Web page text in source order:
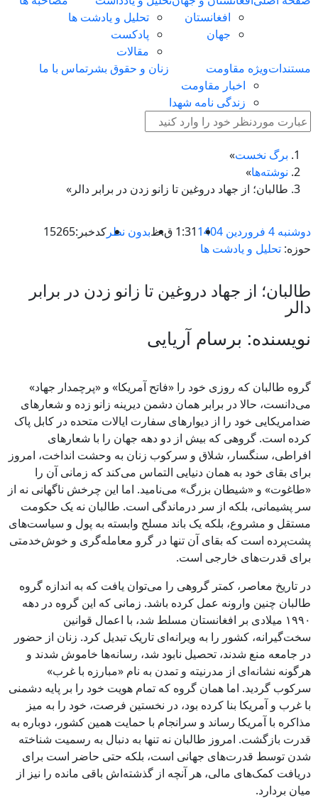
افغانستان
جهان
تحلیل و یادشت ها
پادکست
مقالات
مستنداتویژه مقاومت
اخبار مقاومت
زندگی نامه شهدا
زنان و حقوق بشرتماس با ما
برگ نخست
نوشته‌ها
طالبان؛ از جهاد دروغین تا زانو زدن در برابر دالر
دوشنبه 4 فروردین 1404 1:31 ق.ظ بدون نظرکدخبر:15265
حوزه: تحلیل و یادشت ها
طالبان؛ از جهاد دروغین تا زانو زدن در برابر
دالر
نویسنده: برسام آریایی
گروه طالبان که روزی خود را «فاتح آمریکا» و «پرچمدار جهاد»
می‌دانست، حالا در برابر همان دشمن دیرینه زانو زده و شعارهای
ضدامریکایی خود را از دیوارهای سفارت ایالات متحده در کابل پاک
کرده است. گروهی که بیش از دو دهه جهان را با شعارهای
افراطی، سنگسار، شلاق و سرکوب زنان به وحشت انداخت، امروز
برای بقای خود به همان دنیایی التماس می‌کند که زمانی آن را
«طاغوت» و «شیطان بزرگ» می‌نامید. اما این چرخش ناگهانی نه از
سر پشیمانی، بلکه از سر درماندگی است. طالبان نه یک حکومت
مستقل و مشروع، بلکه یک باند مسلح وابسته به پول و سیاست‌های
پشت‌پرده است که بقای آن تنها در گرو معامله‌گری و خوش‌خدمتی
برای قدرت‌های خارجی است.
در تاریخ معاصر، کمتر گروهی را می‌توان یافت که به اندازه گروه
طالبان چنین وارونه عمل کرده باشد. زمانی که این گروه در دهه
۱۹۹۰ میلادی بر افغانستان مسلط شد، با اعمال قوانین
سخت‌گیرانه، کشور را به ویرانه‌ای تاریک تبدیل کرد. زنان از حضور
در جامعه منع شدند، تحصیل نابود شد، رسانه‌ها خاموش شدند و
هرگونه نشانه‌ای از مدرنیته و تمدن به نام «مبارزه با غرب»
سرکوب گردید. اما همان گروه که تمام هویت خود را بر پایه دشمنی
با غرب و آمریکا بنا کرده بود، در نخستین فرصت، خود را به میز
مذاکره با آمریکا رساند و سرانجام با حمایت همین کشور، دوباره به
قدرت بازگشت. امروز طالبان نه تنها به دنبال به رسمیت شناخته
شدن توسط قدرت‌های جهانی است، بلکه حتی حاضر است برای
دریافت کمک‌های مالی، هر آنچه از گذشته‌اش باقی مانده را نیز از
میان بردارد.